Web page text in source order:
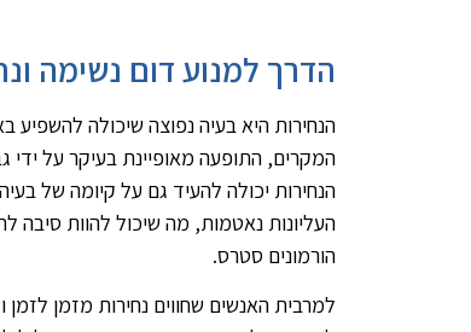
הדרך למנוע דום נשימה
הנחירות היא בעיה נפוצה שיכולה
המקרים, התופעה מאופיינת בעיקר על
הנחירות יכולה להעיד גם על קיומה של
העליונות נאטמות, מה שיכול להוות סיבה
הורמונים סטרס.
למרבית האנשים שחווים נחירות מזמן לזמן